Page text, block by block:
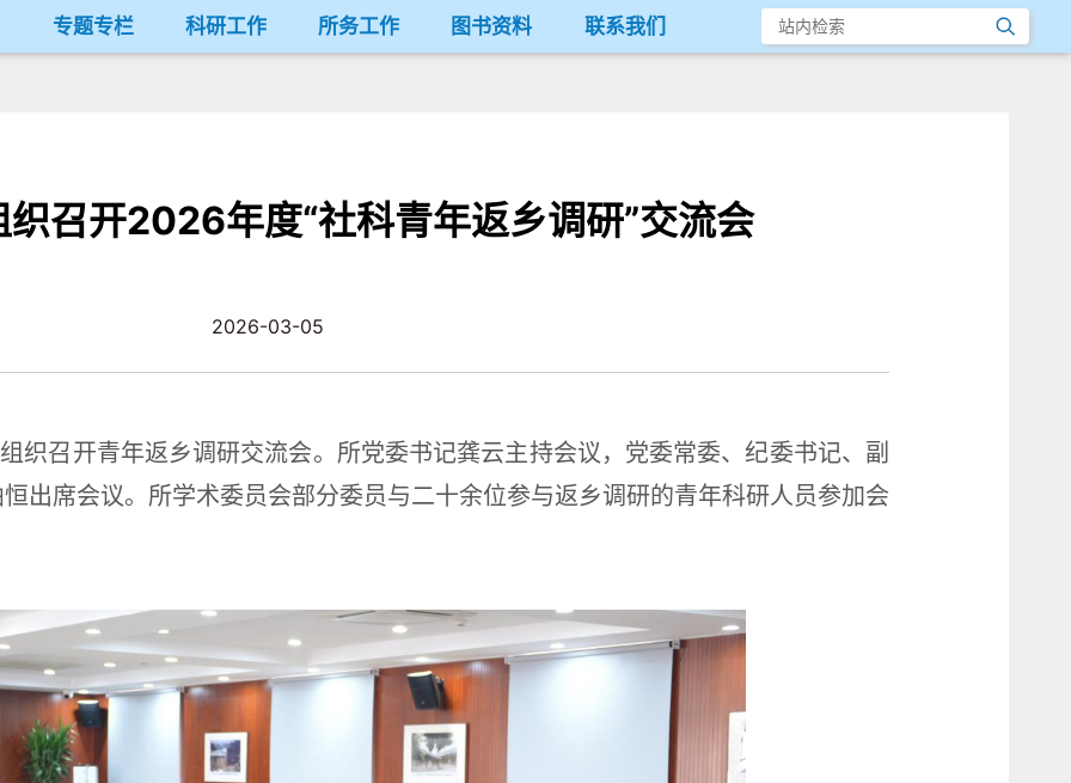
专题专栏 科研工作 所务工作 图书资料 联系我们
召开2026年度“社科青年返乡调研”交流会
2026-03-05
织召开青年返乡调研交流会。所党委书记龚云主持会议，党委常委、纪委书记、副
出席会议。所学术委员会部分委员与二十余位参与返乡调研的青年科研人员参加会